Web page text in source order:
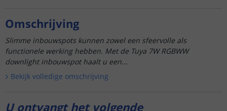
Omschrijving
Slimme inbouwspots kunnen zowel een sfeervolle als
functionele werking hebben. Met de Tuya 7W RGBWW
downlight inbouwspot haalt u een...
Bekijk volledige omschrijving
U ontvangt het volgende